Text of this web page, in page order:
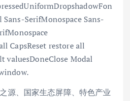
SerifMonospace Sans-
CapsReset restore all
valuesDoneClose Modal
源、国家生态屏障、特色产业